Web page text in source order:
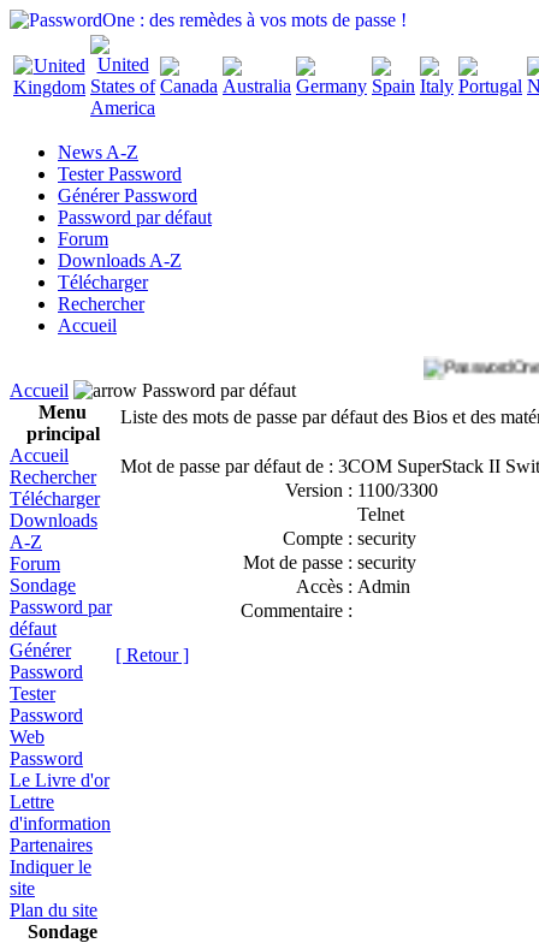
News A-Z
Tester Password
Générer Password
Password par défaut
Forum
Downloads A-Z
Télécharger
Rechercher
Accueil
Accueil
Password par défaut
Menu
principal
Accueil
Rechercher
Télécharger
Downloads
A-Z
Forum
Sondage
Password par
défaut
Générer
Password
Tester
Password
Web
Password
Le Livre d'or
Lettre
d'information
Partenaires
Indiquer le
site
Plan du site
Sondage
Liste des mots de passe par défaut des Bios et des
Mot de passe par défaut de : 3COM SuperStack II
Version : 1100/3300
Telnet
Compte : security
Mot de passe : security
Accès : Admin
Commentaire :
[ Retour ]